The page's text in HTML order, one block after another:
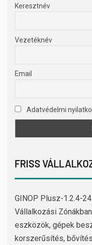
Keresztnév
Vezetéknév
Email
Adatvédelmi
FRISS
GINOP Plusz-1.2.4-
Vállalkozási
eszközök, gépek
korszerűsítés, bővítés